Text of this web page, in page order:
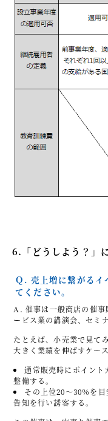
6.「どうしよう？」
Ｑ. 売上増に繋がるイ
てください。
A. 催事は一般商店の催事
ービス業の講演会、セミ
たとえば、小売業で見て
大きく業績を伸ばすケー
通常販売時にポイント
整備する。
その上位20～30％を
告知を行い誘客する。